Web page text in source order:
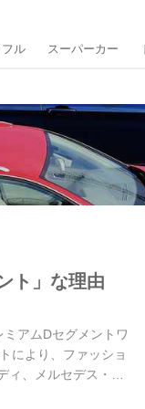
ル スーパーカー
ト」な理由
アムDセグメントワ
により、ファッショ
、メルセデス・ベ
では国内で行われ